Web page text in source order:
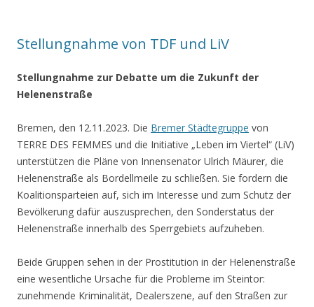
Stellungnahme von TDF und LiV
Stellungnahme zur Debatte um die Zukunft der
Helenenstraße
Bremen, den 12.11.2023. Die Bremer Städtegruppe von
TERRE DES FEMMES und die Initiative „Leben im Viertel“ (LiV)
unterstützen die Pläne von Innensenator Ulrich Mäurer, die
Helenenstraße als Bordellmeile zu schließen. Sie fordern die
Koalitionsparteien auf, sich im Interesse und zum Schutz der
Bevölkerung dafür auszusprechen, den Sonderstatus der
Helenenstraße innerhalb des Sperrgebiets aufzuheben.
Beide Gruppen sehen in der Prostitution in der Helenenstraße
eine wesentliche Ursache für die Probleme im Steintor:
zunehmende Kriminalität, Dealerszene, auf den Straßen zur